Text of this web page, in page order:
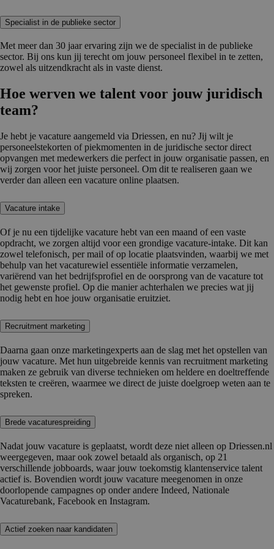
Specialist in de publieke sector
Met meer dan 30 jaar ervaring zijn we de specialist in de publieke
sector. Bij ons kun jij terecht om jouw personeel flexibel in te zetten,
zowel als uitzendkracht als in vaste dienst.
Hoe werven we talent voor jouw juridisch
team?
Je hebt je vacature aangemeld via Driessen, en nu? Jij wilt je
personeelstekorten of piekmomenten in de juridische sector direct
opvangen met medewerkers die perfect in jouw organisatie passen, en
wij zorgen voor het juiste personeel. Om dit te realiseren gaan we
verder dan alleen een vacature online plaatsen.
Vacature intake
Of je nu een tijdelijke vacature hebt van een maand of een vaste
opdracht, we zorgen altijd voor een grondige vacature-intake. Dit kan
zowel telefonisch, per mail of op locatie plaatsvinden, waarbij we met
behulp van het vacaturewiel essentiële informatie verzamelen,
variërend van het bedrijfsprofiel en de oorsprong van de vacature tot
het gewenste profiel. Op die manier achterhalen we precies wat jij
nodig hebt en hoe jouw organisatie eruitziet.
Recruitment marketing
Daarna gaan onze marketingexperts aan de slag met het opstellen van
jouw vacature. Met hun uitgebreide kennis van recruitment marketing
maken ze gebruik van diverse technieken om heldere en doeltreffende
teksten te creëren, waarmee we direct de juiste doelgroep weten aan te
spreken.
Brede vacaturespreiding
Nadat jouw vacature is geplaatst, wordt deze niet alleen op Driessen.nl
weergegeven, maar ook zowel betaald als organisch, op 21
verschillende jobboards, waar jouw toekomstig klantenservice talent
actief is. Bovendien wordt jouw vacature meegenomen in onze
doorlopende campagnes op onder andere Indeed, Nationale
Vacaturebank, Facebook en Instagram.
Actief zoeken naar kandidaten